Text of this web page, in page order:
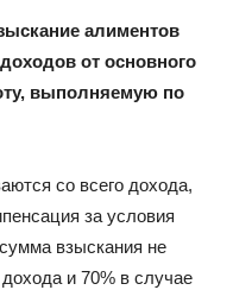
алиментов
от основного
выполняемую по
со всего дохода,
за условия
взыскания не
и 70% в случае